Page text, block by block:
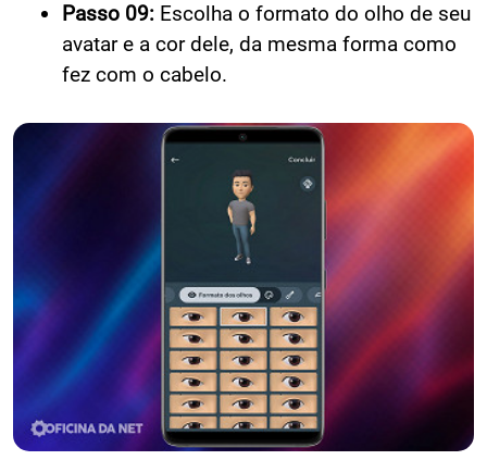
Passo 09: Escolha o formato do olho de seu
avatar e a cor dele, da mesma forma como
fez com o cabelo.